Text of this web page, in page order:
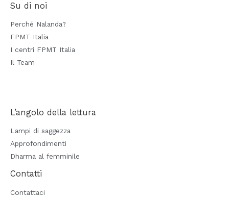
Su di noi
Perché Nalanda?
FPMT Italia
I centri FPMT Italia
Il Team
L’angolo della lettura
Lampi di saggezza
Approfondimenti
Dharma al femminile
Contatti
Contattaci